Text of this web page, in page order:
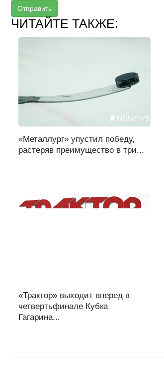
Отправить
ЧИТАЙТЕ ТАКЖЕ:
«Металлург» упустил победу,
растеряв преимущество в три...
«Трактор» выходит вперед в
четвертьфинале Кубка
Гагарина...